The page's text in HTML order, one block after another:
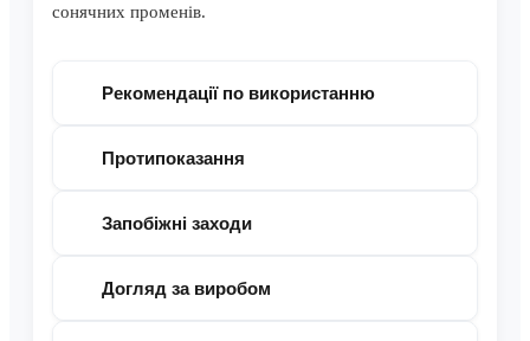
сонячних променів.
Рекомендації по використанню
Протипоказання
Запобіжні заходи
Догляд за виробом